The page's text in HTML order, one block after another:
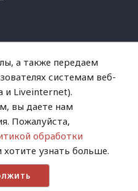
а также передаем
системам веб-
и Liveinternet).
вы даете нам
Пожалуйста,
обработки
хотите узнать больше.